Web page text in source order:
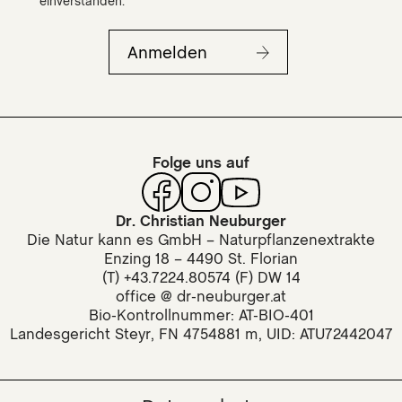
Anmelden
Folge uns auf
Dr. Christian Neuburger
Die Natur kann es GmbH – Naturpflanzenextrakte
Enzing 18 – 4490 St. Florian
(T) +43.7224.80574 (F) DW 14
office @ dr-neuburger.at
Bio-Kontrollnummer: AT-BIO-401
Landesgericht Steyr, FN 4754881 m, UID: ATU72442047